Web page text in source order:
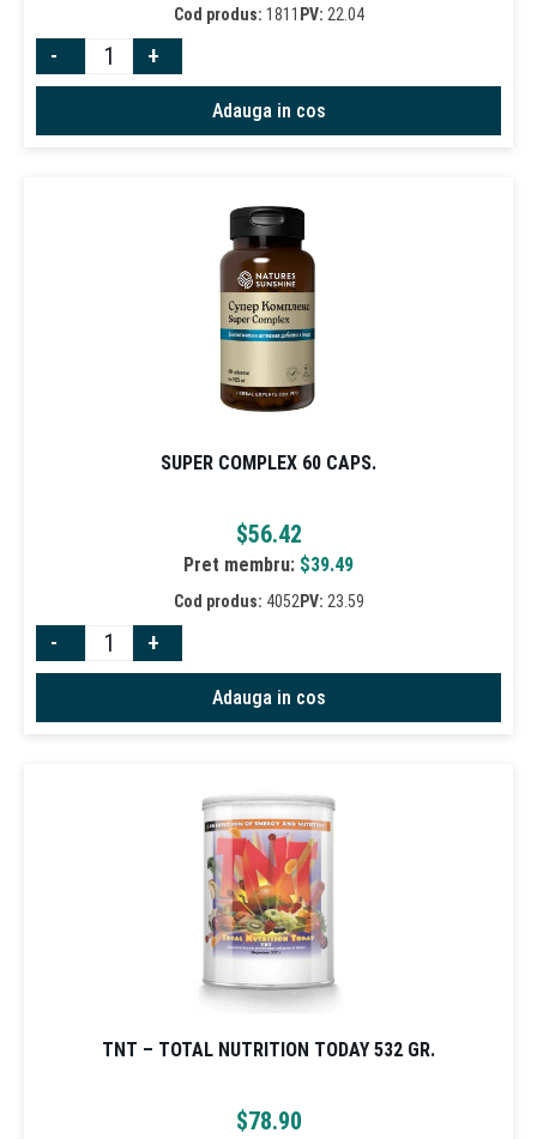
Cod produs: 1811 PV: 22.04
- +
Adauga in cos
SUPER COMPLEX 60 CAPS.
$56.42
Pret membru: $39.49
Cod produs: 4052PV: 23.59
- +
Adauga in cos
TNT – TOTAL NUTRITION TODAY 532 GR.
$78.90